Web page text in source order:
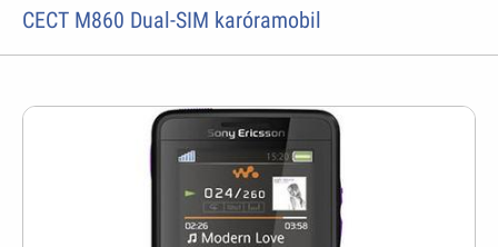
CECT M860 Dual-SIM karóramobil